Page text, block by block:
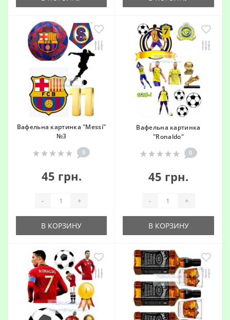
Вафельна картинка "Messi"
№3
0
45 грн.
- +
В КОРЗИНУ
Вафельна картинка
"Ronaldo"
0
45 грн.
- +
В КОРЗИНУ